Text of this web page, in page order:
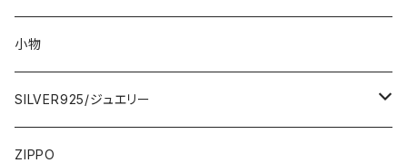
3000円
5000円
7000円
ロング・マキシ
ひざ・ミディ
トップス・カーディガン・アウター
カーディガン
イタリア製ジャケット
スカート・パンツ
大判ストール・ロングスカーフ
小さめスカーフ
コットンストール・スカーフ
小物
SILVER925/ジュエリー
指輪・リング
ZIPPO